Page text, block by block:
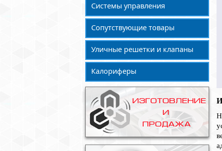
Системы управления
Сопутствующие товары
Уличные решетки и клапаны
Калориферы